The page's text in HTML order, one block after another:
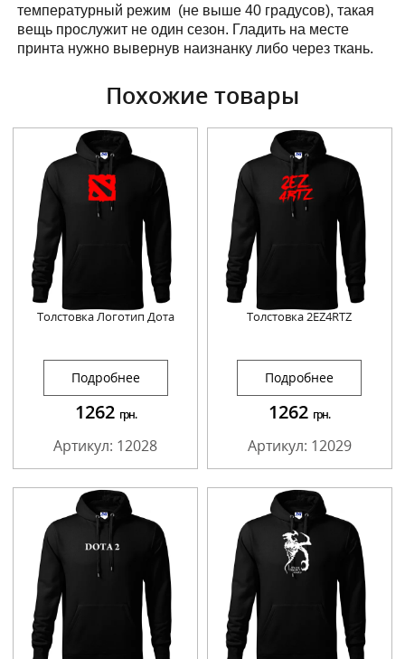
температурный режим (не выше 40 градусов), такая
вещь прослужит не один сезон. Гладить на месте
принта нужно вывернув наизнанку либо через ткань.
Похожие товары
Толстовка Логотип Дота
Подробнее
1262 грн.
Артикул: 12028
Толстовка 2EZ4RTZ
Подробнее
1262 грн.
Артикул: 12029